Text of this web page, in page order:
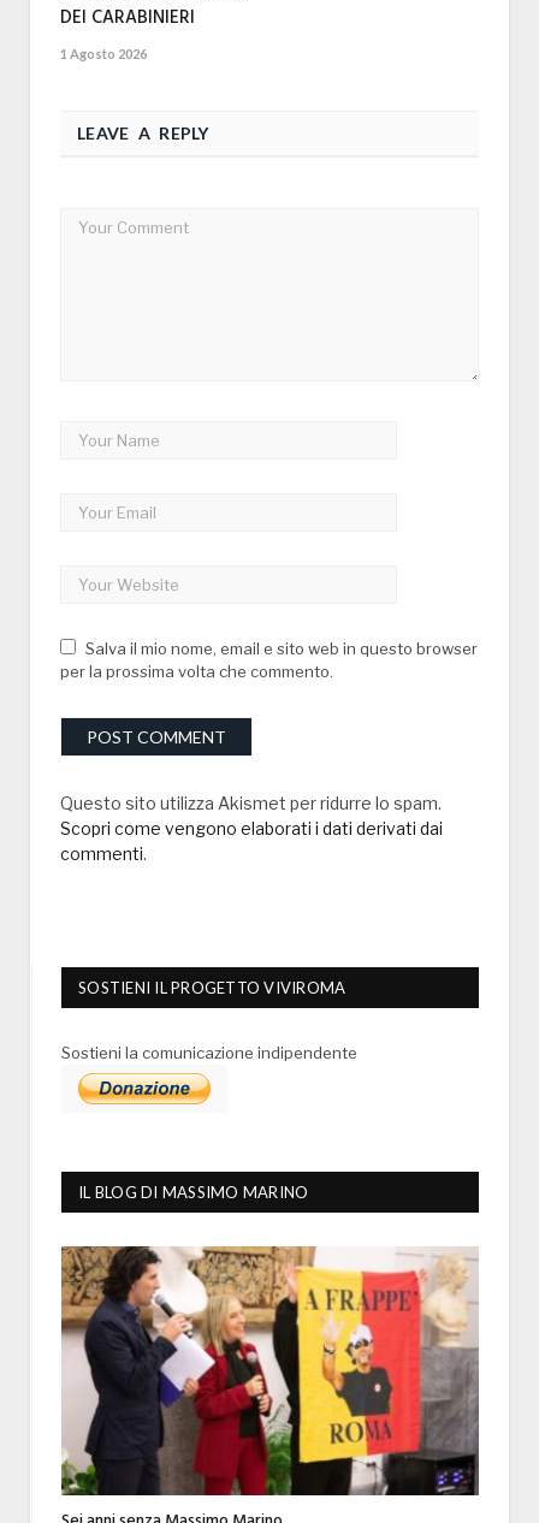
DEI CARABINIERI
1 Agosto 2026
LEAVE A REPLY
Salva il mio nome, email e sito web in questo browser
per la prossima volta che commento.
Questo sito utilizza Akismet per ridurre lo spam.
Scopri come vengono elaborati i dati derivati dai
commenti.
SOSTIENI IL PROGETTO VIVIROMA
Sostieni la comunicazione indipendente
IL BLOG DI MASSIMO MARINO